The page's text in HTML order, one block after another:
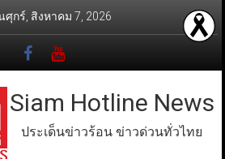
ศุกร์, สิงหาคม 7, 2026
Siam Hotline News
ประเด็นข่าวร้อน ข่าวด่วนทั่วไทย